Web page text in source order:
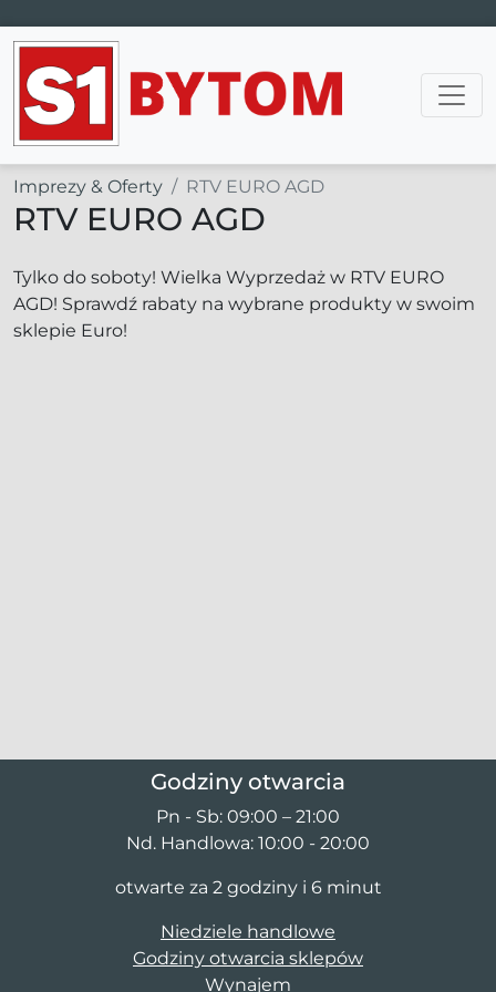
Main Navigation
Imprezy & Oferty RTV EURO AGD
RTV EURO AGD
Tylko do soboty! Wielka Wyprzedaż w RTV EURO
AGD! Sprawdź rabaty na wybrane produkty w swoim
sklepie Euro!
Godziny otwarcia
Pn - Sb: 09:00 – 21:00
Nd. Handlowa: 10:00 - 20:00
otwarte za 2 godziny i 6 minut
Niedziele handlowe
Godziny otwarcia sklepów
Wynajem